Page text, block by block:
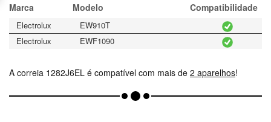
Marca
Modelo Compatibilidade
Electrolux
EW910T
Electrolux
EWF1090
A correia 1282J6EL é compatível com mais de 2 aparelhos!